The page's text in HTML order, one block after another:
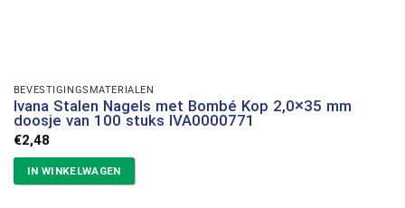
BEVESTIGINGSMATERIALEN
Ivana Stalen Nagels met Bombé Kop 2,0×35 mm
doosje van 100 stuks IVA0000771
€2,48
IN WINKELWAGEN